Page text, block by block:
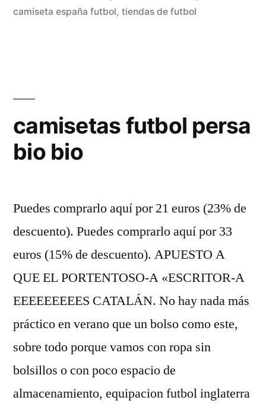
santander»
camiseta españa futbol, tiendas de futbol
camisetas futbol persa
bio bio
Puedes comprarlo aquí por 21 euros (23% de
descuento). Puedes comprarlo aquí por 33
euros (15% de descuento). APUESTO A
QUE EL PORTENTOSO-A «ESCRITOR-A
EEEEEEEEES CATALÁN. No hay nada más
práctico en verano que un bolso como este,
sobre todo porque vamos con ropa sin
bolsillos o con poco espacio de
almacenamiento, equipacion futbol inglaterra